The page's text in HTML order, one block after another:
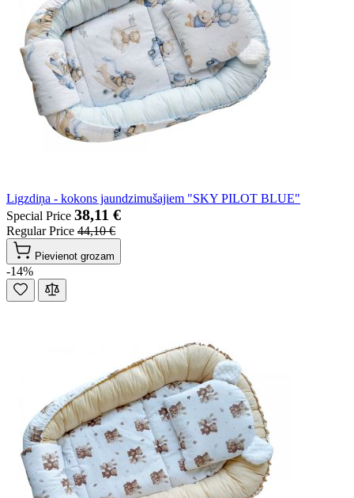
Ligzdiņa - kokons jaundzimušajiem "SKY PILOT BLUE"
Special Price 38,11 €
Regular Price 44,10 €
Pievienot grozam
-14%